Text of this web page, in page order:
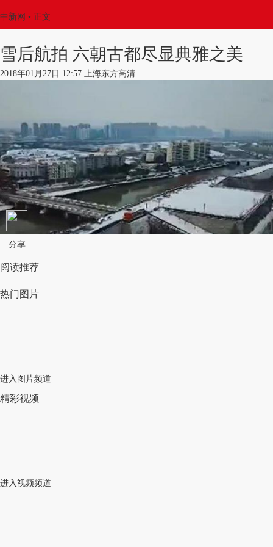
中新网 • 正文
雪后航拍 六朝古都尽显典雅之美
2018年01月27日 12:57 上海东方高清
分享
阅读推荐
热门图片
进入图片频道
精彩视频
进入视频频道